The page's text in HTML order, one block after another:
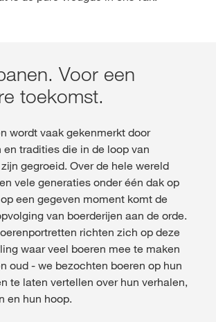
Voor een
toekomst.
wordt vaak gekenmerkt door
tradities die in de loop van
gegroeid. Over de hele wereld
vele generaties onder één dak op
een gegeven moment komt de
van boerderijen aan de orde.
richten zich op deze
waar veel boeren mee te maken
oud - we bezochten boeren op hun
te laten vertellen over hun verhalen,
en hun hoop.